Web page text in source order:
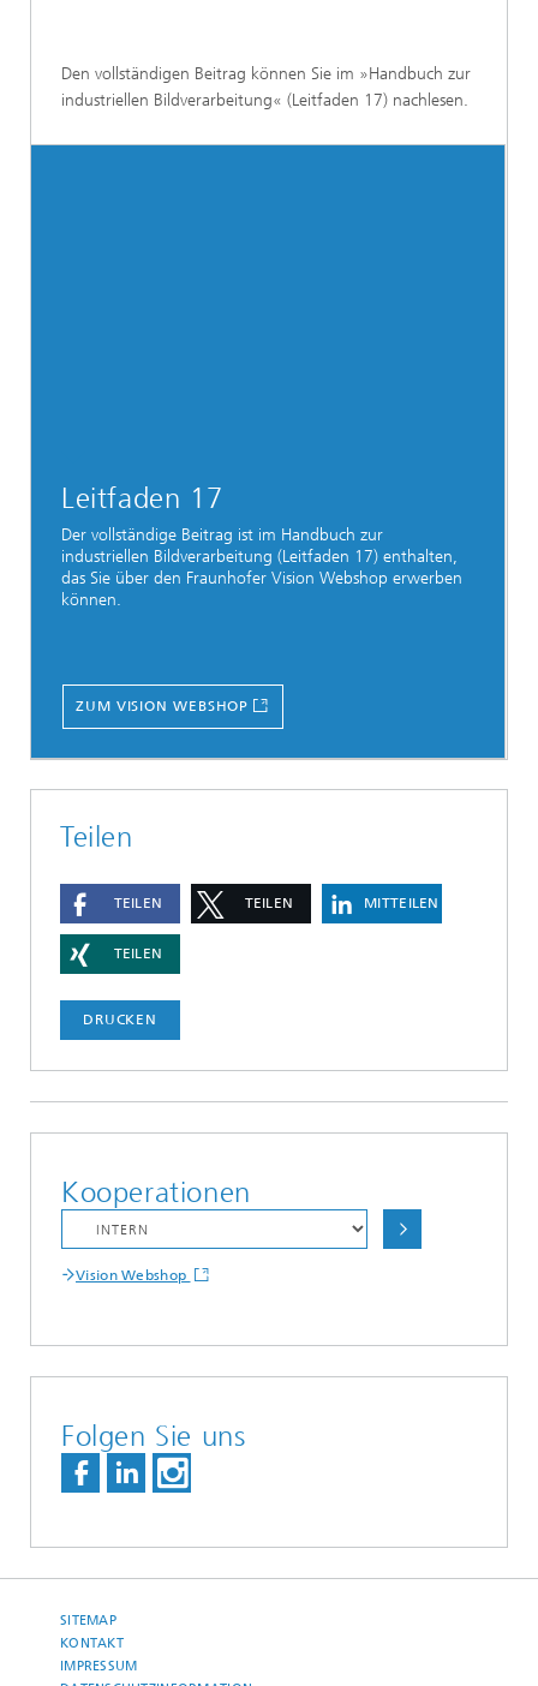
Den vollständigen Beitrag können Sie im »Handbuch zur
industriellen Bildverarbeitung« (Leitfaden 17) nachlesen.
Leitfaden 17
Der vollständige Beitrag ist im Handbuch zur
industriellen Bildverarbeitung (Leitfaden 17) enthalten,
das Sie über den Fraunhofer Vision Webshop erwerben
können.
ZUM VISION WEBSHOP
Teilen
TEILEN TEILEN MITTEILEN
TEILEN
DRUCKEN
Kooperationen
Vision Webshop
Folgen Sie uns
SITEMAP
KONTAKT
IMPRESSUM